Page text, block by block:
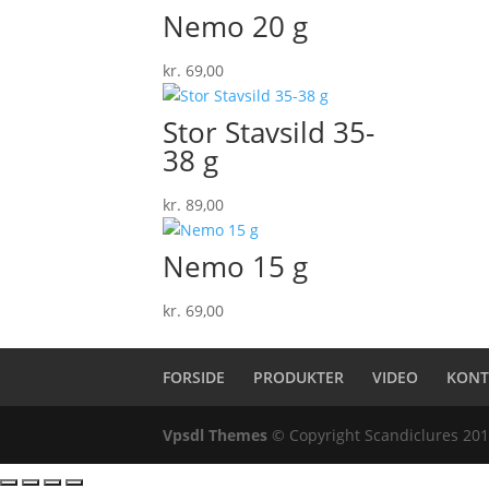
Nemo 20 g
kr. 69,00
Stor Stavsild 35-
38 g
kr. 89,00
Nemo 15 g
kr. 69,00
FORSIDE PRODUKTER VIDEO
Vpsdl Themes © Copyright Scandiclures